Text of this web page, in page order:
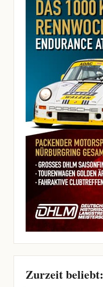
Zurzeit beliebt: